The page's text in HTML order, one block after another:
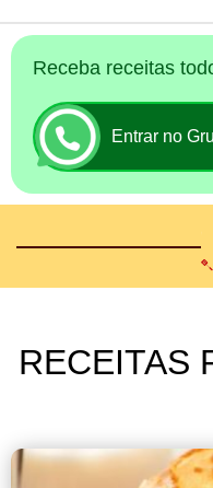
Receba receitas
Entrar no
RECEITAS